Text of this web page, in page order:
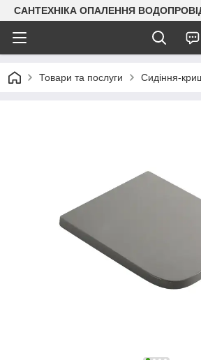
САНТЕХНІКА ОПАЛЕННЯ
Товари та послуги Сидіння-